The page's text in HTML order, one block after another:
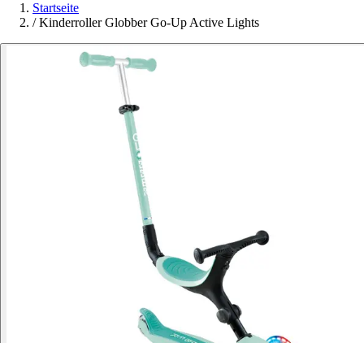
Startseite
/ Kinderroller Globber Go-Up Active Lights